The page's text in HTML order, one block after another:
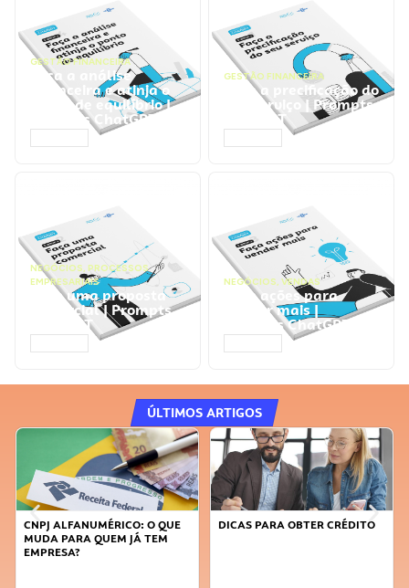
GESTÃO FINANCEIRA
Faça a análise
financeira e atinja o
ponto de equilíbrio |
Prompts ChatGPT
GESTÃO FINANCEIRA
Faça a precificação do
seu serviço | Prompts
ChatGPT
NEGÓCIOS, PROCESSOS
EMPRESARIAIS
Faça uma proposta
comercial | Prompts
ChatGPT
NEGÓCIOS, VENDAS
Faça ações para
vender mais |
Prompts ChatGPT
ÚLTIMOS ARTIGOS
CNPJ ALFANUMÉRICO: O QUE
MUDA PARA QUEM JÁ TEM
EMPRESA?
DICAS PARA OBTER CRÉDITO